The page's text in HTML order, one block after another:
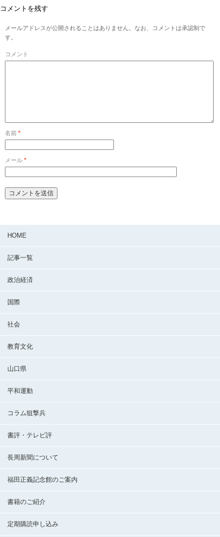
コメントを残す
メールアドレスが公開されることはありません。なお、コメントは承認制で
す。
コメント
名前 *
メール *
HOME
記事一覧
政治経済
国際
社会
教育文化
山口県
平和運動
コラム狙撃兵
書評・テレビ評
長周新聞について
福田正義記念館のご案内
書籍のご紹介
定期購読申し込み